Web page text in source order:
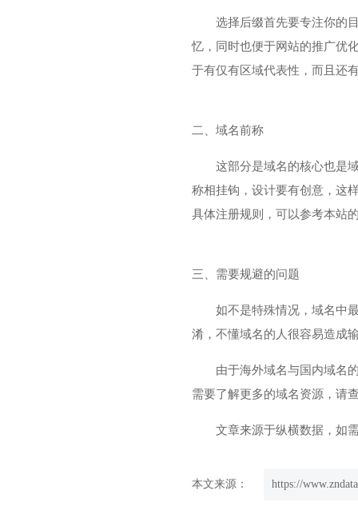
选择后缀首先要专注你的
忆，同时也便于网站的推广优
于有仅有区域代表性，而且还
二、域名前称
这部分是域名的核心也是
称相挂钩，设计要有创意，这
具体注册规则，可以参考本站
三、需要规避的问题
如不是特殊情况，域名中
淆，不懂域名的人很容易造成
由于海外域名与国内域名
需要了解更多的域名资源，请
文章来源于纵横数据，如
本文来源： https://